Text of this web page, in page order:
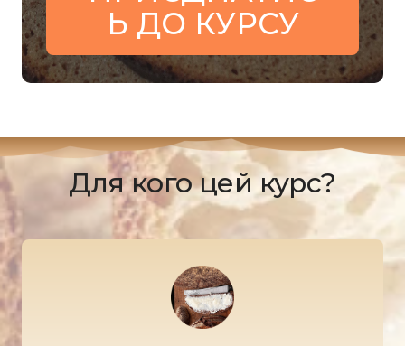
Ь ДО КУРСУ
Для кого цей курс?